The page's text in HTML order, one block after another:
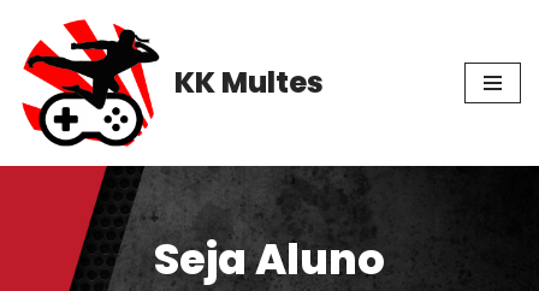
Pular
para
o
conteúdo
KK Multes
Seja Aluno